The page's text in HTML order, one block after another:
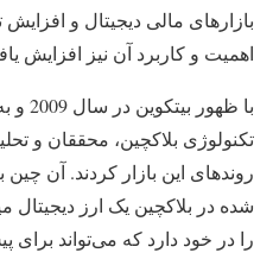
بازارهای مالی دیجیتال و
اهمیت و کاربرد آن نیز افزایش
با
تکنولوژی بلاکچین، محققان و
روندهای این بازار کردند. آن چین
شده در بلاکچین یک ارز دیجیتال
را در خود دارد که می‌تواند برای